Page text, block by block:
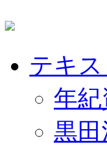
テキス
年
黒